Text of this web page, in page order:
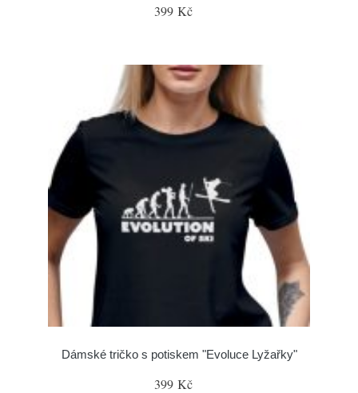
399 Kč
Dámské tričko s potiskem "Evoluce Lyžařky"
399 Kč